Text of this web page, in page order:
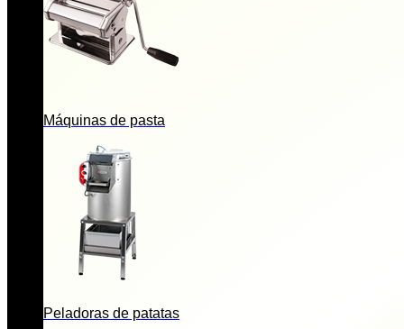
Máquinas de pasta
Peladoras de patatas